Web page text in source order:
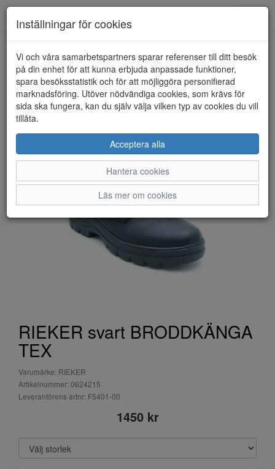
HEM RIEKER
RIEKER svart BRODDKÄNGA
TEX
Varumärke: RIEKER
Artikelnummer: 0624215
Leverantörens artnr: F5401-00
1450 kr
Inställningar för cookies
Vi och våra samarbetspartners sparar referenser till ditt besök
på din enhet för att kunna erbjuda anpassade funktioner,
spara besöksstatistik och för att möjliggöra personifierad
marknadsföring. Utöver nödvändiga cookies, som krävs för
sida ska fungera, kan du själv välja vilken typ av cookies du vill
tillåta.
Acceptera alla
Hantera cookies
Läs mer om cookies